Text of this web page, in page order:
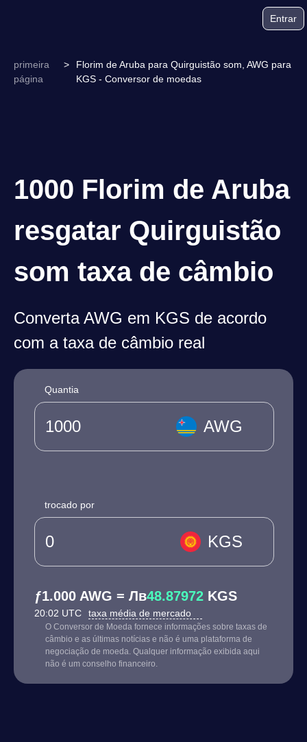
Entrar
primeira
página
>
Florim de Aruba para Quirguistão som, AWG para
KGS - Conversor de moedas
1000 Florim de Aruba
resgatar Quirguistão
som taxa de câmbio
Converta AWG em KGS de acordo
com a taxa de câmbio real
Quantia
AWG
trocado por
KGS
ƒ1.000 AWG = Лв48.87972 KGS
20:02 UTC taxa média de mercado
O Conversor de Moeda fornece informações sobre taxas de
câmbio e as últimas notícias e não é uma plataforma de
negociação de moeda. Qualquer informação exibida aqui
não é um conselho financeiro.